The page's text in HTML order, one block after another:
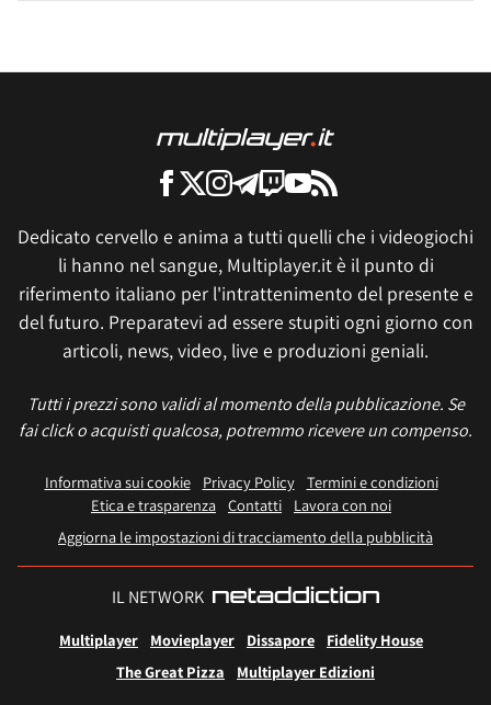
Dedicato cervello e anima a tutti quelli che i videogiochi
li hanno nel sangue, Multiplayer.it è il punto di
riferimento italiano per l'intrattenimento del presente e
del futuro. Preparatevi ad essere stupiti ogni giorno con
articoli, news, video, live e produzioni geniali.
Tutti i prezzi sono validi al momento della pubblicazione. Se
fai click o acquisti qualcosa, potremmo ricevere un compenso.
Informativa sui cookie Privacy Policy
Termini e condizioni
Etica e trasparenza Contatti
Lavora con noi
Aggiorna le impostazioni di tracciamento della pubblicità
IL NETWORK
Multiplayer Movieplayer Dissapore
Fidelity House
The Great Pizza
Multiplayer Edizioni